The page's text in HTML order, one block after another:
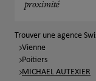
proximité
Trouver une agence
Vienne
Poitiers
MICHAEL AUTEXIER